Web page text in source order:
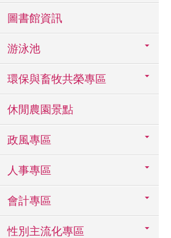
圖書館資訊
游泳池
環保與畜牧共榮專區
休閒農園景點
政風專區
人事專區
會計專區
性別主流化專區